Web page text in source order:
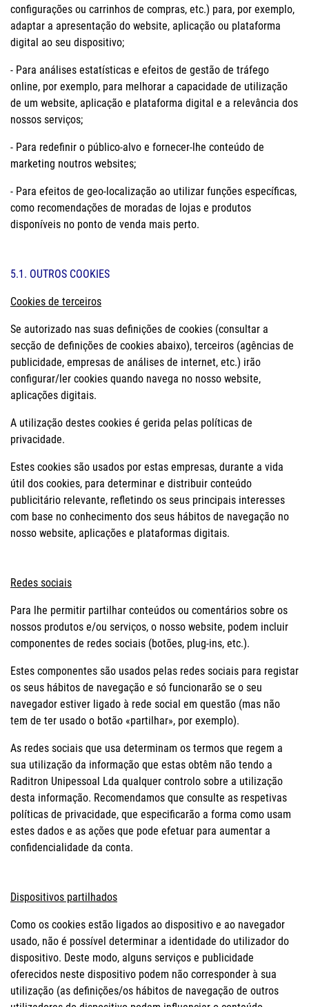
configurações ou carrinhos de compras, etc.) para, por exemplo,
adaptar a apresentação do website, aplicação ou plataforma
digital ao seu dispositivo;
- Para análises estatísticas e efeitos de gestão de tráfego
online, por exemplo, para melhorar a capacidade de utilização
de um website, aplicação e plataforma digital e a relevância dos
nossos serviços;
- Para redefinir o público-alvo e fornecer-lhe conteúdo de
marketing noutros websites;
- Para efeitos de geo-localização ao utilizar funções específicas,
como recomendações de moradas de lojas e produtos
disponíveis no ponto de venda mais perto.
5.1. OUTROS COOKIES
Cookies de terceiros
Se autorizado nas suas definições de cookies (consultar a
secção de definições de cookies abaixo), terceiros (agências de
publicidade, empresas de análises de internet, etc.) irão
configurar/ler cookies quando navega no nosso website,
aplicações digitais.
A utilização destes cookies é gerida pelas políticas de
privacidade.
Estes cookies são usados por estas empresas, durante a vida
útil dos cookies, para determinar e distribuir conteúdo
publicitário relevante, refletindo os seus principais interesses
com base no conhecimento dos seus hábitos de navegação no
nosso website, aplicações e plataformas digitais.
Redes sociais
Para lhe permitir partilhar conteúdos ou comentários sobre os
nossos produtos e/ou serviços, o nosso website, podem incluir
componentes de redes sociais (botões, plug-ins, etc.).
Estes componentes são usados pelas redes sociais para registar
os seus hábitos de navegação e só funcionarão se o seu
navegador estiver ligado à rede social em questão (mas não
tem de ter usado o botão «partilhar», por exemplo).
As redes sociais que usa determinam os termos que regem a
sua utilização da informação que estas obtêm não tendo a
Raditron Unipessoal Lda qualquer controlo sobre a utilização
desta informação. Recomendamos que consulte as respetivas
políticas de privacidade, que especificarão a forma como usam
estes dados e as ações que pode efetuar para aumentar a
confidencialidade da conta.
Dispositivos partilhados
Como os cookies estão ligados ao dispositivo e ao navegador
usado, não é possível determinar a identidade do utilizador do
dispositivo. Deste modo, alguns serviços e publicidade
oferecidos neste dispositivo podem não corresponder à sua
utilização (as definições/os hábitos de navegação de outros